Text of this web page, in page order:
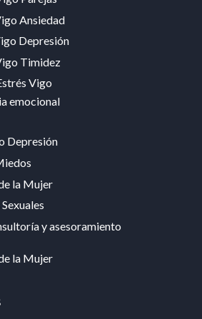
Ansiedad
Depresión
Timidez
Vigo
emocional
Depresión
la Mujer
y asesoramiento
la Mujer